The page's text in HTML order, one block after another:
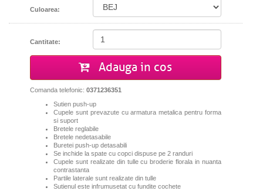
Culoarea:
Cantitate:
Adauga in cos
Comanda telefonic: 0371236351
Sutien push-up
Cupele sunt prevazute cu armatura metalica pentru forma
si suport
Bretele reglabile
Bretele nedetasabile
Buretei push-up detasabili
Se inchide la spate cu copci dispuse pe 2 randuri
Cupele sunt realizate din tulle cu broderie florala in nuanta
contrastanta
Partile laterale sunt realizate din tulle
Sutienul este infrumusetat cu fundite cochete